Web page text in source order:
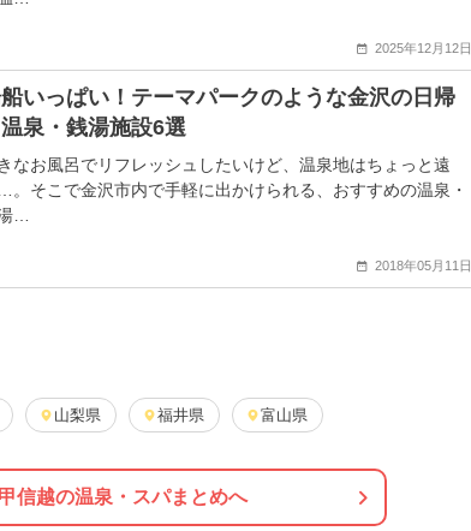
2025年12月12日
いっぱい！テーマパークのような金沢の日帰
温泉・銭湯施設6選
なお風呂でリフレッシュしたいけど、温泉地はちょっと遠
。そこで金沢市内で手軽に出かけられる、おすすめの温泉・
…
2018年05月11日
山梨県 福井県 富山県
信越の温泉・スパまとめへ